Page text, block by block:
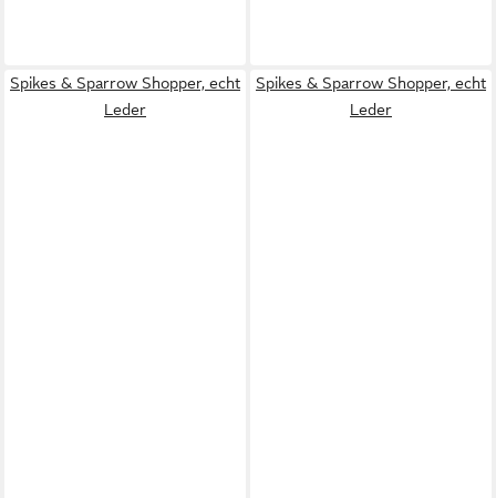
Spikes & Sparrow Shopper, echt
Leder
Spikes & Sparrow Shopper, echt
Leder